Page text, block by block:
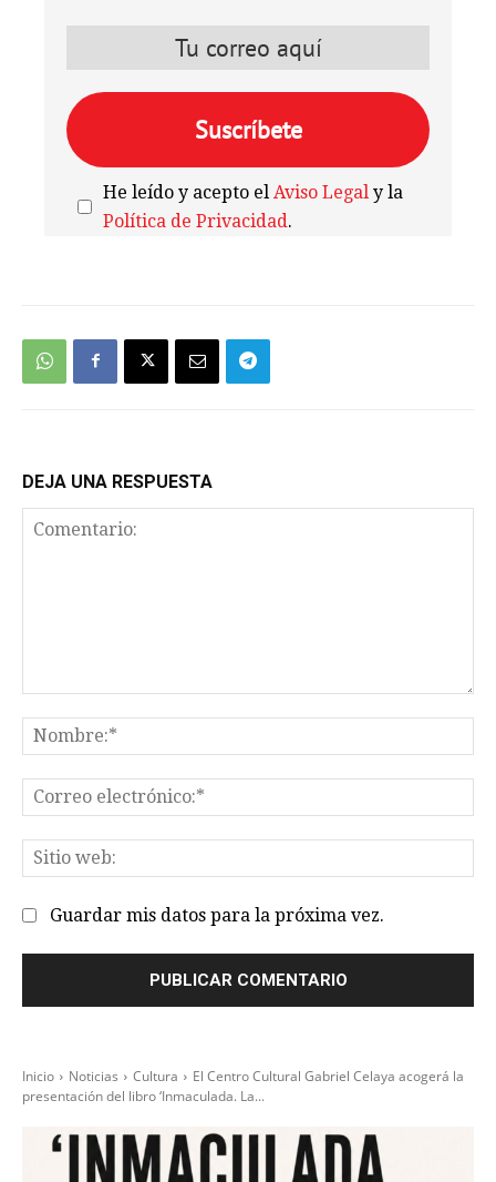
He leído y acepto elAviso Legal y la
Política de Privacidad.
DEJA UNA RESPUESTA
Guardar mis datos para la próxima vez.